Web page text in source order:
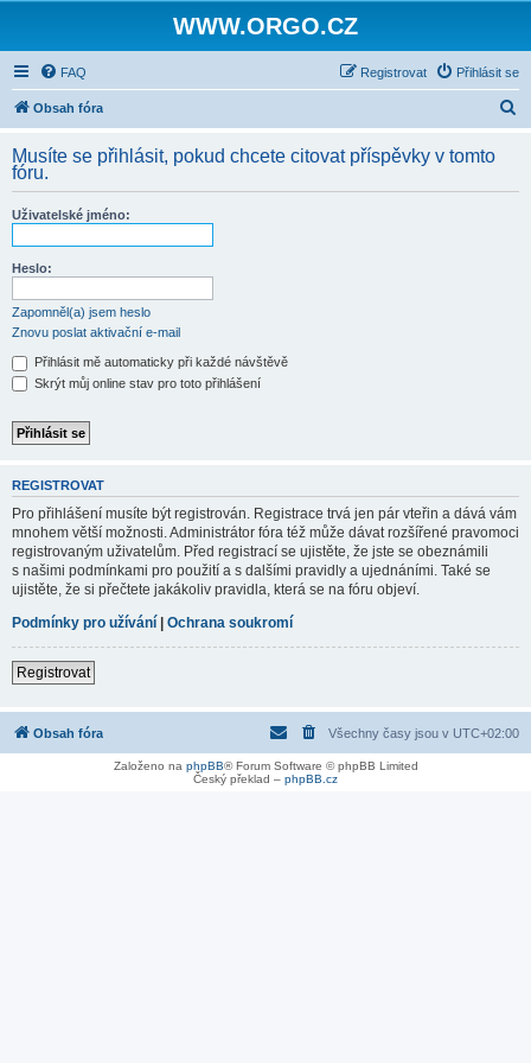
WWW.ORGO.CZ
FAQ Přihlásit se
Registrovat
Obsah fóra
d
Musíte se přihlásit, pokud chcete citovat příspěvky v tomto
fóru.
Uživatelské jméno:
Heslo:
Zapomněl(a) jsem heslo
Znovu poslat aktivační e-mail
Přihlásit mě automaticky při každé návštěvě
Skrýt můj online stav pro toto přihlášení
REGISTROVAT
Pro přihlášení musíte být registrován. Registrace trvá jen pár vteřin a dává vám
mnohem větší možnosti. Administrátor fóra též může dávat rozšířené pravomoci
registrovaným uživatelům. Před registrací se ujistěte, že jste se obeznámili
s našimi podmínkami pro použití a s dalšími pravidly a ujednáními. Také se
ujistěte, že si přečtete jakákoliv pravidla, která se na fóru objeví.
Podmínky pro užívání | Ochrana soukromí
Registrovat
Obsah fóra Všechny časy jsou v UTC+02:00
Založeno na phpBB® Forum Software © phpBB Limited
Český překlad – phpBB.cz